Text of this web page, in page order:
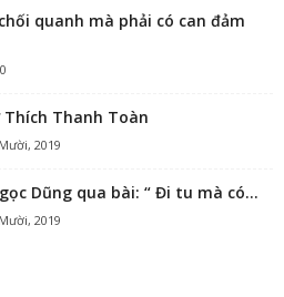
quanh mà phải có can đảm
Thích Thanh Toàn
2019
Dũng qua bài: “ Đi tu mà có...
2019